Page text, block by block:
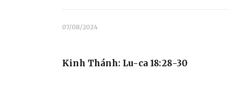
07/08/2024
Kinh Thánh: Lu-ca 18:28-30